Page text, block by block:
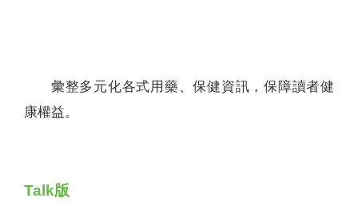
彙整多元化各式用藥、保健資訊，保障讀者健
康權益。
Talk版